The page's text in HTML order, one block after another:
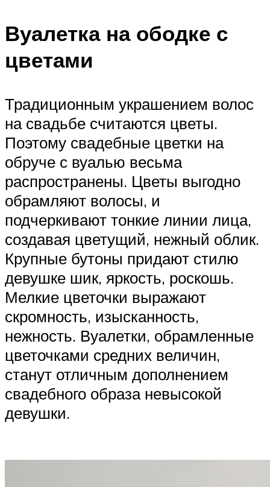
Вуалетка на ободке с
цветами
Традиционным украшением волос
на свадьбе считаются цветы.
Поэтому свадебные цветки на
обруче с вуалью весьма
распространены. Цветы выгодно
обрамляют волосы, и
подчеркивают тонкие линии лица,
создавая цветущий, нежный облик.
Крупные бутоны придают стилю
девушке шик, яркость, роскошь.
Мелкие цветочки выражают
скромность, изысканность,
нежность. Вуалетки, обрамленные
цветочками средних величин,
станут отличным дополнением
свадебного образа невысокой
девушки.